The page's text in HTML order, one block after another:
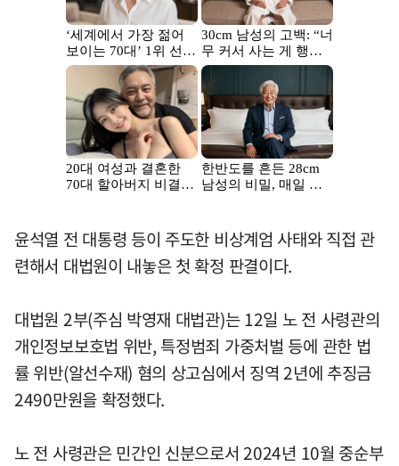
윤석열 전 대통령 등이 주도한 비상계엄 사태와 직접 관
련해서 대법원이 내놓은 첫 확정 판결이다.
대법원 2부(주심 박영재 대법관)는 12일 노 전 사령관의
개인정보보호법 위반, 특정범죄 가중처벌 등에 관한 법
률 위반(알선수재) 혐의 상고심에서 징역 2년에 추징금
2490만원을 확정했다.
노 전 사령관은 민간인 신분으로서 2024년 10월 중순부